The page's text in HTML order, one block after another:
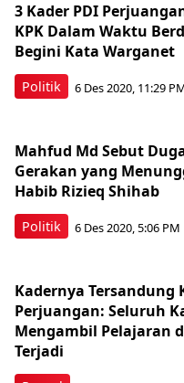
Politik
3 Kader PDI
KPK Dalam Waktu
Begini Kata Warganet
6 Des 2020, 11:29
Politik
Mahfud Md Sebut
Gerakan yang
Habib Rizieq Shihab
6 Des 2020, 5:06 PM
Kadernya Tersandung
Perjuangan: Seluruh
Mengambil Pelajaran
Terjadi